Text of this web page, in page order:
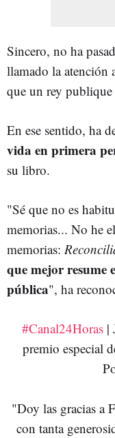
Sincero, no ha
llamado la atención
que un rey
En ese sentido, ha
vida en primera
su libro.
"Sé que no es
memorias... No he
memorias:
que mejor
pública", ha
#Canal24Horas|
premio especial
"Doy las gracias a
con tanta